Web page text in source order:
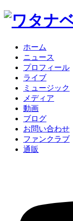
ホーム
ニュース
プロフィール
ライブ
ミュージック
メディア
動画
ブログ
お問い合わせ
ファンクラブ
通販